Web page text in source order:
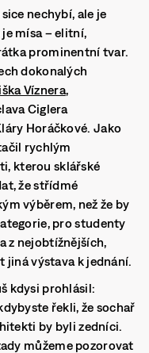
nechybí, ale je
mísa – elitní,
prominentní tvar.
dokonalých
Víznera,
Ciglera
Horáčkové. Jako
rychlým
kterou sklářské
že střídmé
výběrem, než že by
pro studenty
z nejobtížnějších,
jiná výstava k jednání.
kdysi prohlásil:
řekli, že sochař
by byli zedníci.
můžeme pozorovat